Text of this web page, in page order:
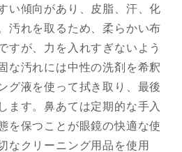
い傾向があり、皮脂、汗、化
汚れを取るため、柔らかい布
すが、力を入れすぎないよう
な汚れには中性の洗剤を希釈
グ液を使って拭き取り、最後
ます。鼻あては定期的な手入
を保つことが眼鏡の快適な使
なクリーニング用品を使用